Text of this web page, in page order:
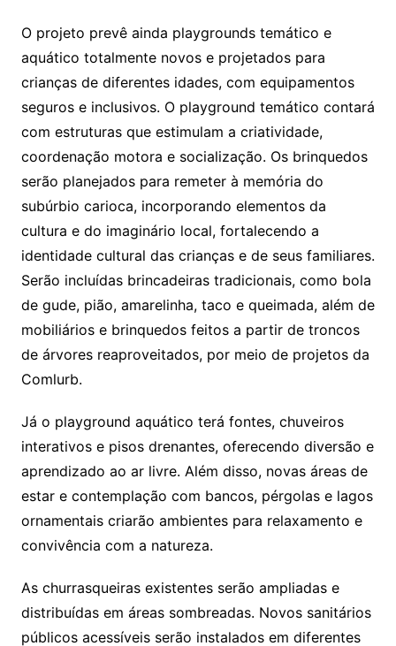
O projeto prevê ainda playgrounds temático e
aquático totalmente novos e projetados para
crianças de diferentes idades, com equipamentos
seguros e inclusivos. O playground temático contará
com estruturas que estimulam a criatividade,
coordenação motora e socialização. Os brinquedos
serão planejados para remeter à memória do
subúrbio carioca, incorporando elementos da
cultura e do imaginário local, fortalecendo a
identidade cultural das crianças e de seus familiares.
Serão incluídas brincadeiras tradicionais, como bola
de gude, pião, amarelinha, taco e queimada, além de
mobiliários e brinquedos feitos a partir de troncos
de árvores reaproveitados, por meio de projetos da
Comlurb.
Já o playground aquático terá fontes, chuveiros
interativos e pisos drenantes, oferecendo diversão e
aprendizado ao ar livre. Além disso, novas áreas de
estar e contemplação com bancos, pérgolas e lagos
ornamentais criarão ambientes para relaxamento e
convivência com a natureza.
As churrasqueiras existentes serão ampliadas e
distribuídas em áreas sombreadas. Novos sanitários
públicos acessíveis serão instalados em diferentes